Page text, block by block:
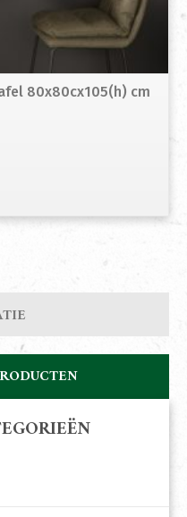
80x80cx105(h) cm